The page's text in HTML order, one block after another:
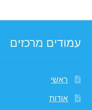
עמודים מרכזים
ראשי
אודות